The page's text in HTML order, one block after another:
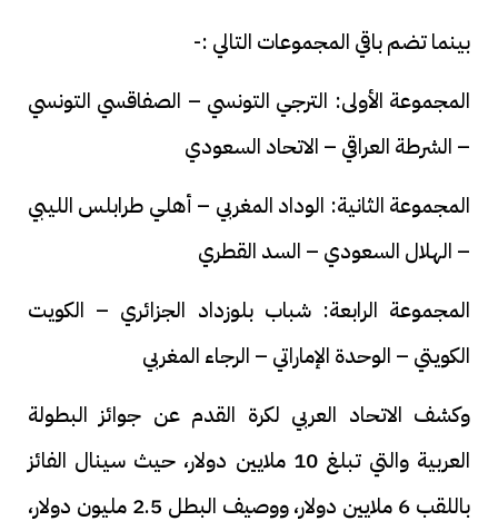
بينما تضم باقي المجموعات التالي :-
المجموعة الأولى: الترجي التونسي – الصفاقسي التونسي
– الشرطة العراقي – الاتحاد السعودي
المجموعة الثانية: الوداد المغربي – أهلي طرابلس الليبي
– الهلال السعودي – السد القطري
المجموعة الرابعة: شباب بلوزداد الجزائري – الكويت
الكويتي – الوحدة الإماراتي – الرجاء المغربي
وكشف الاتحاد العربي لكرة القدم عن جوائز البطولة
العربية والتي تبلغ 10 ملايين دولار، حيث سينال الفائز
باللقب 6 ملايين دولار، ووصيف البطل 2.5 مليون دولار،